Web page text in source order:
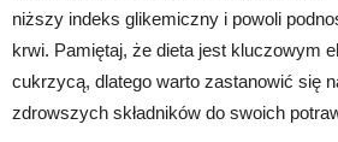
niższy indeks glikemiczny i powoli
krwi. Pamiętaj, że dieta jest kluczowym
cukrzycą, dlatego warto zastanowić się
zdrowszych składników do swoich